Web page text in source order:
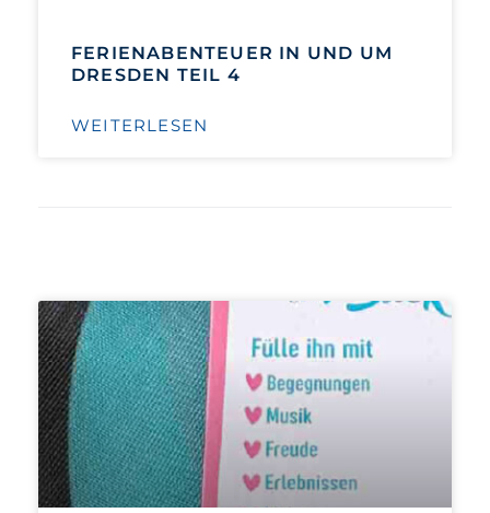
FERIENABENTEUER IN UND UM
DRESDEN TEIL 4
WEITERLESEN